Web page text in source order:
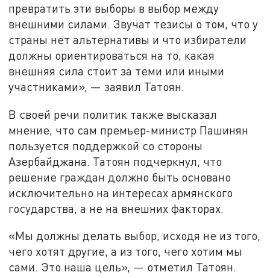
превратить эти выборы в выбор между
внешними силами. Звучат тезисы о том, что у
страны нет альтернативы и что избиратели
должны ориентироваться на то, какая
внешняя сила стоит за теми или иными
участниками», — заявил Татоян.
В своей речи политик также высказал
мнение, что сам премьер-министр Пашинян
пользуется поддержкой со стороны
Азербайджана. Татоян подчеркнул, что
решение граждан должно быть основано
исключительно на интересах армянского
государства, а не на внешних факторах.
«Мы должны делать выбор, исходя не из того,
чего хотят другие, а из того, чего хотим мы
сами. Это наша цель», — отметил Татоян.